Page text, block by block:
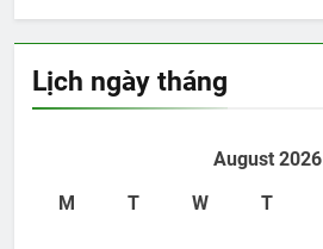
Lịch ngày tháng
August 2026
M
T W T